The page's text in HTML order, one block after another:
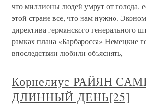
что миллионы людей умрут от голода,
этой стране все, что нам нужно.
директива германского генерального
рамках плана «Барбаросса» Немецкие
впоследствии любили объяснять,
Корнелиус РАЙЯН
ДЛИННЫЙ ДЕНЬ[25]